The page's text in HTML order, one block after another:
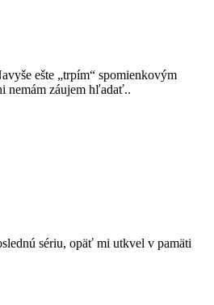
ešte „trpím“ spomienkovým
nemám záujem hľadať..
sériu, opäť mi utkvel v pamäti